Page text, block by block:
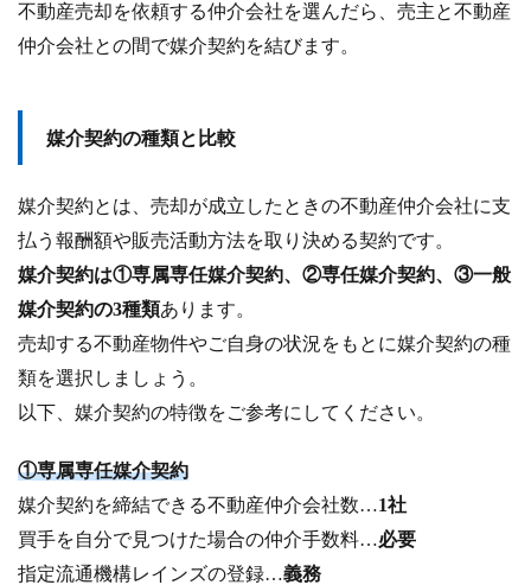
不動産売却を依頼する仲介会社を選んだら、売主と不動産
仲介会社との間で媒介契約を結びます。
媒介契約の種類と比較
媒介契約とは、売却が成立したときの不動産仲介会社に支
払う報酬額や販売活動方法を取り決める契約です。
媒介契約は①専属専任媒介契約、②専任媒介契約、③一般
媒介契約の3種類あります。
売却する不動産物件やご自身の状況をもとに媒介契約の種
類を選択しましょう。
以下、媒介契約の特徴をご参考にしてください。
①専属専任媒介契約
媒介契約を締結できる不動産仲介会社数…1社
買手を自分で見つけた場合の仲介手数料…必要
指定流通機構レインズの登録…義務